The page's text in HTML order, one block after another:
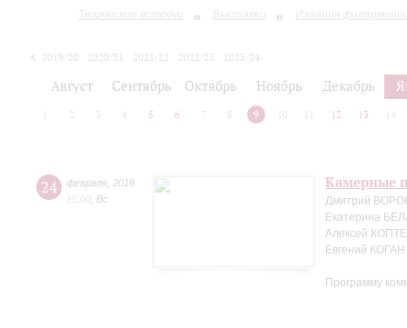
Творческие встречи Выставки Издания
2019/20 2020/21 2021/22 2022/23
2023/24
Август Сентябрь Октябрь Ноябрь Декабрь
2 3 4 5 6 7 8 9 10 12 13 14
24 февраля 2019
15:00 Вс
Камерные
Дмитрий
Екатерина
Алексей
Евгений
Программу